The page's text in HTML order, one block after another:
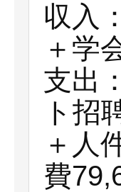
収入
＋学
支出
ト招
＋人
費